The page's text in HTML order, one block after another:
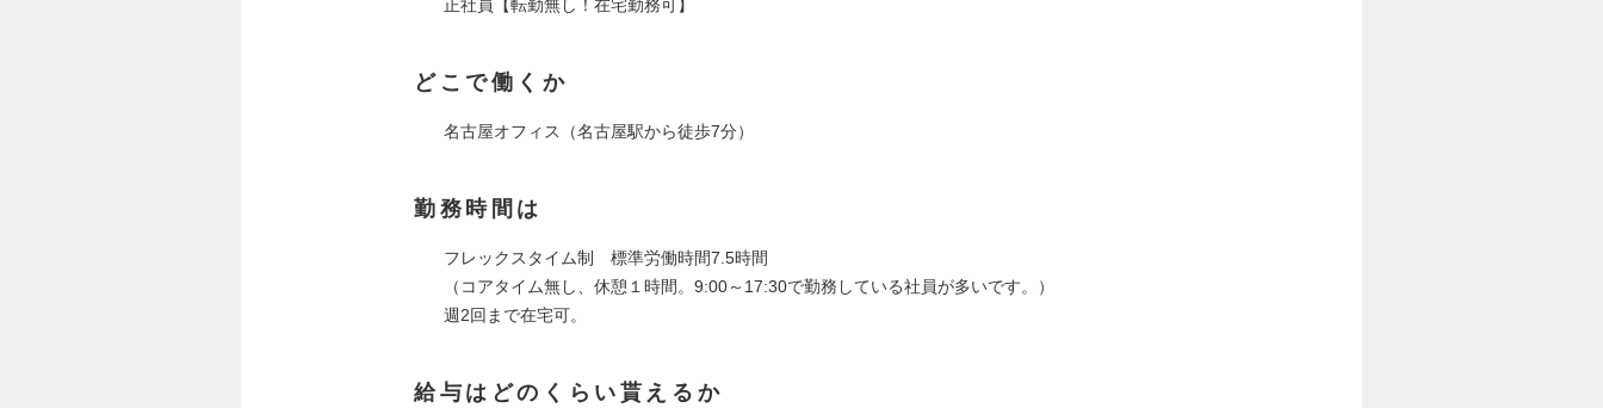
正社員【転勤無し！在宅勤務可】
どこで働くか
名古屋オフィス（名古屋駅から徒歩7分）
勤務時間は
フレックスタイム制 標準労働時間7.5時間
（コアタイム無し、休憩１時間。9:00～17:30で勤務している社員が多いです。）
週2回まで在宅可。
給与はどのくらい貰えるか